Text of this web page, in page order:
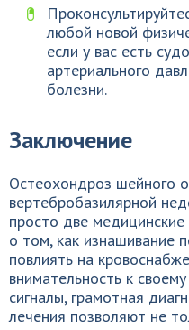
любой новой
если у вас есть
артериального
болезни.
Заключение
Остеохондроз шейного
вертебробазилярной
просто две
о том, как изнашивание
повлиять на
внимательность к
сигналы, грамотная
лечения позволяют не